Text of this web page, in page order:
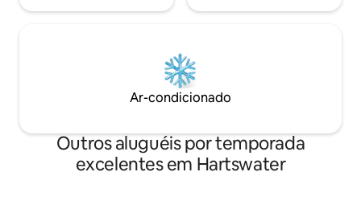
Ar-condicionado
Outros aluguéis por temporada
excelentes em Hartswater